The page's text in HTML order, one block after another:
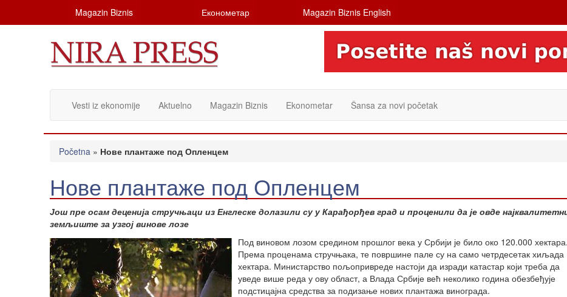
Magazin Biznis Економетар Magazin Biznis English
Vesti iz ekonomije Aktuelno Magazin Biznis Ekonometar Šansa za novi početak
Početna » Нове плантаже под Опленцем
Нове плантаже под Опленцем
Још пре осам деценија стручњаци из Енглеске долазили су у Карађорђев град и проценили да је овде
земљиште за узгој винове лозе
Под виновом лозом средином прошлог века у Србији је било око 120.000 хектара.
Према проценама стручњака, те површине пале су на само четрдесетак хиљада
хектара. Министарство пољопривреде настоји да изради катастар који треба да
уведе више реда у ову област, а Влада Србије већ неколико година обезбеђује
подстицајна средства за подизање нових плантажа винограда.